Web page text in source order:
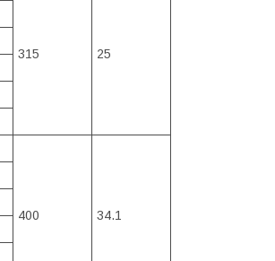
315 25
400 34.1